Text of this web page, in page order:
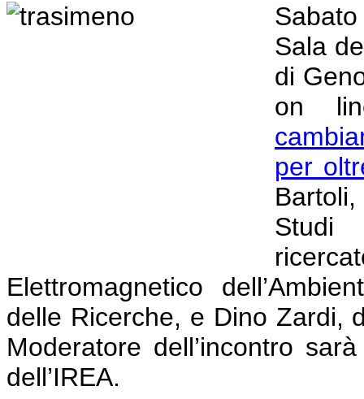
Sala
di
on
per
Elettromagnetico
delle Ricerche, e Dino Zardi,
Moderatore dell’incontro
dell’IREA.